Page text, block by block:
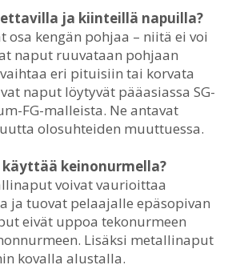
ja kiinteillä napuilla?
osa kengän pohjaa – niitä ei voi
naput ruuvataan pohjaan
eri pituisiin tai korvata
naput löytyvät pääasiassa SG-
FG-malleista. Ne antavat
olosuhteiden muuttuessa.
käyttää keinonurmella?
voivat vaurioittaa
ja tuovat pelaajalle epäsopivan
eivät uppoa tekonurmeen
Lisäksi metallinaput
kovalla alustalla.